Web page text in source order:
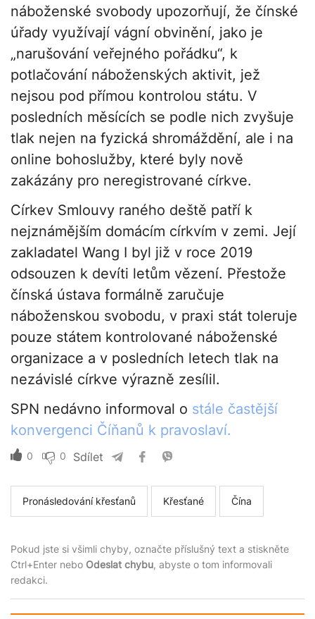
náboženské svobody upozorňují, že čínské
úřady využívají vágní obvinění, jako je
„narušování veřejného pořádku“, k
potlačování náboženských aktivit, jež
nejsou pod přímou kontrolou státu. V
posledních měsících se podle nich zvyšuje
tlak nejen na fyzická shromáždění, ale i na
online bohoslužby, které byly nově
zakázány pro neregistrované církve.
Církev Smlouvy raného deště patří k
nejznámějším domácím církvím v zemi. Její
zakladatel Wang I byl již v roce 2019
odsouzen k devíti letům vězení. Přestože
čínská ústava formálně zaručuje
náboženskou svobodu, v praxi stát toleruje
pouze státem kontrolované náboženské
organizace a v posledních letech tlak na
nezávislé církve výrazně zesílil.
SPN nedávno informoval o stále častější
konvergenci Číňanů k pravoslaví.
0 0 Sdílet
Pronásledování křesťanů Křesťané Čína
Pokud jste si všimli chyby, označte příslušný text a stiskněte
Ctrl+Enter nebo Odeslat chybu, abyste o tom informovali
redakci.